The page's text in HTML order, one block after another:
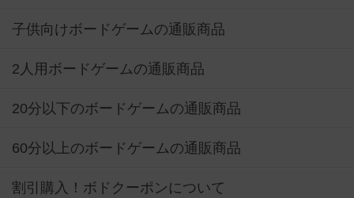
子供向けボードゲームの通販商品
2人用ボードゲームの通販商品
20分以下のボードゲームの通販商品
60分以上のボードゲームの通販商品
割引購入！ボドクーポンについて